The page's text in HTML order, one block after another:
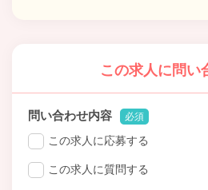
この求人に問い
問い合わせ内容 必須
この求人に応募する
この求人に質問する